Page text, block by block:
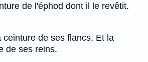
de l'éphod dont il le revêtit.
ceinture de ses flancs, Et la
de ses reins.